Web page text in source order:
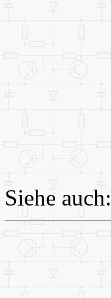
Siehe auch: